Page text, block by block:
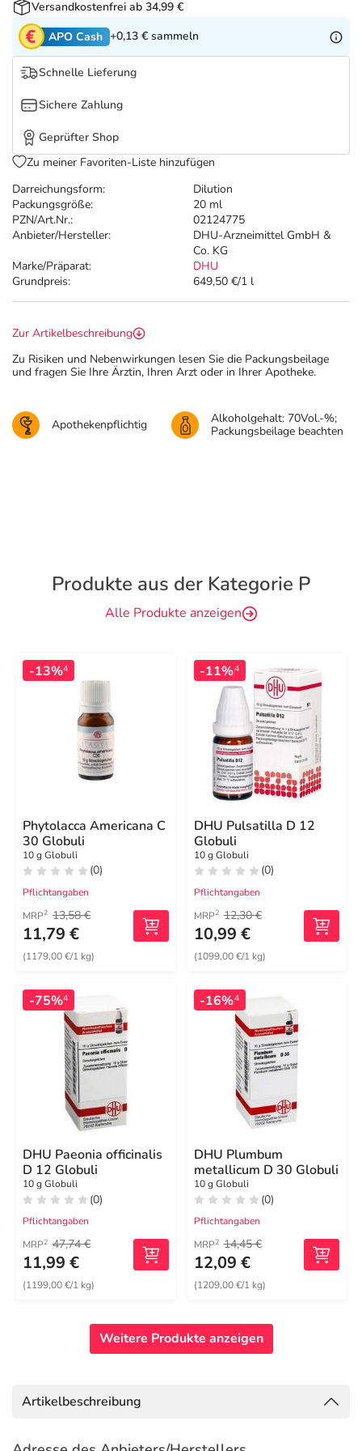
Tierapotheke
Vitamine & Mineralstoffe
Marken
Salus Deals
Darreichungsform:
Dilution
Packungsgröße:
20 ml
PZN/Art.Nr.:
02124775
Anbieter/Hersteller:
DHU-Arzneimittel GmbH &
Co. KG
Marke/Präparat:
DHU
Grundpreis:
649,50 €/1 l
Versandkostenfrei ab 34,99 €
APO Cash +0,13 € sammeln
Schnelle Lieferung
Sichere Zahlung
Geprüfter Shop
Zu meiner Favoriten-Liste hinzufügen
Zur Artikelbeschreibung
Zu Risiken und Nebenwirkungen lesen Sie die Packungsbeilage
und fragen Sie Ihre Ärztin, Ihren Arzt oder in Ihrer Apotheke.
Apothekenpflichtig
Alkoholgehalt: 70Vol.-%;
Packungsbeilage beachten
Produkte aus der Kategorie P
Alle Produkte anzeigen
-13%4
Phytolacca Americana C
30 Globuli
10 g Globuli
(0)
Pflichtangaben
MRP2 13,58 €
11,79 €
(1179,00 €/1 kg)
-11%4
DHU Pulsatilla D 12
Globuli
10 g Globuli
(0)
Pflichtangaben
MRP2 12,30 €
10,99 €
(1099,00 €/1 kg)
-75%4
DHU Paeonia officinalis
D 12 Globuli
10 g Globuli
(0)
Pflichtangaben
MRP2 47,74 €
11,99 €
(1199,00 €/1 kg)
-16%4
DHU Plumbum
metallicum D 30 Globuli
10 g Globuli
(0)
Pflichtangaben
MRP2 14,45 €
12,09 €
(1209,00 €/1 kg)
Weitere Produkte anzeigen
Artikelbeschreibung